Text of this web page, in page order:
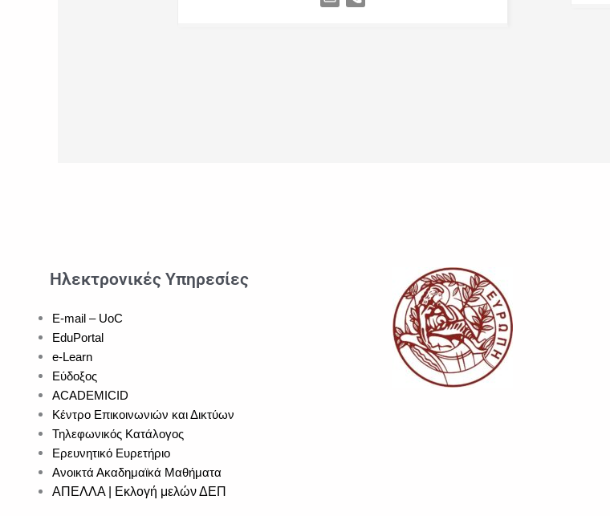
Ηλεκτρονικές Υπηρεσίες
E-mail – UoC
EduPortal
e-Learn
Εύδοξος
ACADEMICID
Κέντρο Επικοινωνιών και Δικτύων
Τηλεφωνικός Κατάλογος
Ερευνητικό Ευρετήριο
Ανοικτά Ακαδημαϊκά Μαθήματα
ΑΠΕΛΛΑ | Εκλογή μελών ΔΕΠ